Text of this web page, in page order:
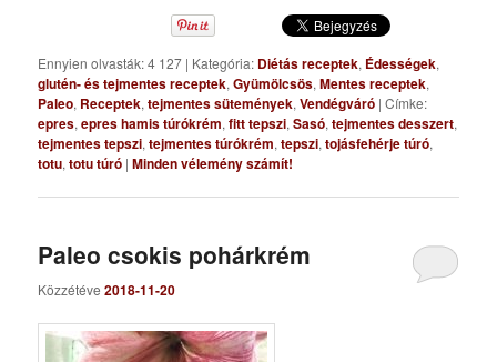
Ennyien olvasták: 4 127 | Kategória: Diétás receptek, Édességek,
glutén- és tejmentes receptek,Gyümölcsös,Mentes receptek,
Paleo, Receptek,tejmentes sütemények,Vendégváró |Címke:
epres,epres hamis túrókrém,fitt tepszi,Sasó,tejmentes desszert,
tejmentes tepszi,tejmentes túrókrém,tepszi,tojásfehérje túró,
totu,totu túró |Minden vélemény számít!
Paleo csokis pohárkrém
Közzétéve2018-11-20